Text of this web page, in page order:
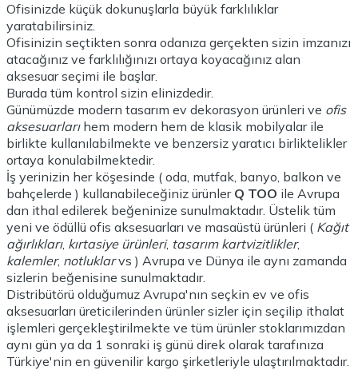
Ofisinizde küçük dokunuşlarla büyük farklılıklar
yaratabilirsiniz.
Ofisinizin seçtikten sonra odanıza gerçekten sizin imzanızı
atacağınız ve farklılığınızı ortaya koyacağınız alan
aksesuar seçimi ile başlar.
Burada tüm kontrol sizin elinizdedir.
Günümüzde modern tasarım ev dekorasyon ürünleri ve ofis
aksesuarlarıhem modern hem de klasik mobilyalar ile
birlikte kullanılabilmekte ve benzersiz yaratıcı birliktelikler
ortaya konulabilmektedir.
İş yerinizin her köşesinde ( oda, mutfak, banyo, balkon ve
bahçelerde ) kullanabileceğiniz ürünler Q TOO ile Avrupa
dan ithal edilerek beğeninize sunulmaktadır. Üstelik tüm
yeni ve ödüllü ofis aksesuarları ve masaüstü ürünleri ( Kağıt
ağırlıkları, kırtasiye ürünleri, tasarım kartvizitlikler,
kalemler, notluklarvs ) Avrupa ve Dünya ile aynı zamanda
sizlerin beğenisine sunulmaktadır.
Distribütörü olduğumuz Avrupa'nın seçkin ev ve ofis
aksesuarları üreticilerinden ürünler sizler için seçilip ithalat
işlemleri gerçekleştirilmekte ve tüm ürünler stoklarımızdan
aynı gün ya da 1 sonraki iş günü direk olarak tarafınıza
Türkiye'nin en güvenilir kargo şirketleriyle ulaştırılmaktadır.